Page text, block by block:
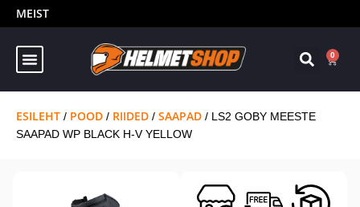
MEIST
0
ESILEHT / POOD / RIIDED / SAAPAD / LS2 GOBY MEESTE
SAAPAD WP BLACK H-V YELLOW